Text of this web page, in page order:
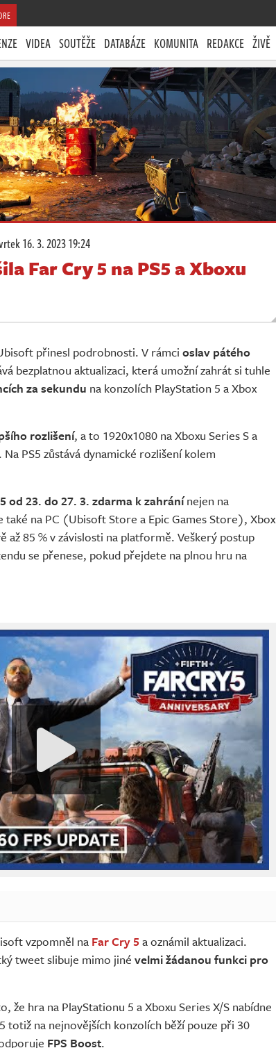
VIDEA SOUTĚŽE DATABÁZE KOMUNITA REDAKCE ŽIVĚ
16. 3. 2023 19:24
Far Cry 5 na PS5 a Xboxu
přinesl podrobnosti. V rámci oslav pátého
bezplatnou aktualizaci, která umožní zahrát si tuhle
za sekundu na konzolích PlayStation 5 a Xbox
rozlišení, a to 1920x1080 na Xboxu Series S a
PS5 zůstává dynamické rozlišení kolem
od 23. do 27. 3. zdarma k zahránínejen na
také na PC (Ubisoft Store a Epic Games Store), Xbox
až 85 % v závislosti na platformě. Veškerý postup
se přenese, pokud přejdete na plnou hru na
vzpomněl na Far Cry 5 a oznámil aktualizaci.
tweet slibuje mimo jiné velmi žádanou funkci pro
že hra na PlayStationu 5 a Xboxu Series X/S nabídne
totiž na nejnovějších konzolích běží pouze při 30
FPS Boost.